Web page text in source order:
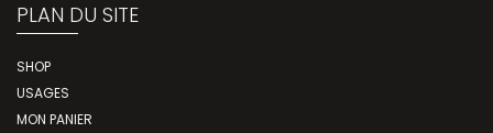
PLAN DU SITE
SHOP
USAGES
MON PANIER